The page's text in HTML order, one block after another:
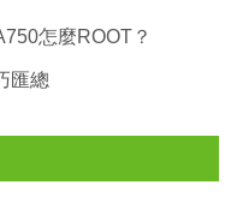
怎麼ROOT？
匯總